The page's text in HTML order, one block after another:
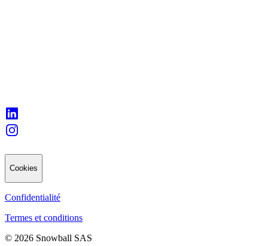
Cookies
Confidentialité
Termes et conditions
© 2026 Snowball SAS